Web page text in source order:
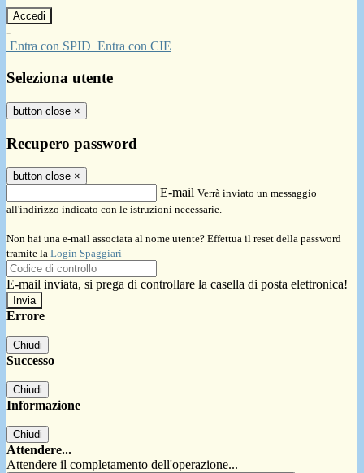
-
Entra con SPID Entra con CIE
Seleziona utente
button close ×
Recupero password
button close ×
E-mail Verrà inviato un messaggio
all'indirizzo indicato con le istruzioni necessarie.
Non hai una e-mail associata al nome utente? Effettua il reset della password
tramite la Login Spaggiari
E-mail inviata, si prega di controllare la casella di posta elettronica!
Errore
Chiudi
Successo
Chiudi
Informazione
Chiudi
Attendere...
Attendere il completamento dell'operazione...